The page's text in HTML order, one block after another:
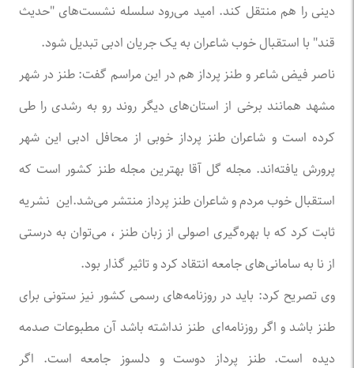
دینی را هم منتقل کند. امید می‌رود سلسله نشست‌های "حدیث
قند" با استقبال خوب شاعران به یک جریان ادبی تبدیل شود.
ناصر فیض شاعر و طنز پرداز هم در این مراسم گفت: طنز در شهر
مشهد همانند برخی از استان‌های دیگر روند رو به رشدی را طی
کرده است و شاعران طنز پرداز خوبی از محافل ادبی این شهر
پرورش یافته‌اند. مجله گل آقا بهترین مجله طنز کشور است که
استقبال خوب مردم و شاعران طنز پرداز منتشر می‌شد.این نشریه
ثابت کرد که با بهره‌گیری اصولی از زبان طنز ، می‌توان به درستی
از نا به سامانی‌های جامعه انتقاد کرد و تاثیر گذار بود.
وی تصریح کرد: باید در روزنامه‌های رسمی کشور نیز ستونی برای
طنز باشد و اگر روزنامه‌ای طنز نداشته باشد آن مطبوعات صدمه
دیده است. طنز پرداز دوست و دلسوز جامعه است. اگر